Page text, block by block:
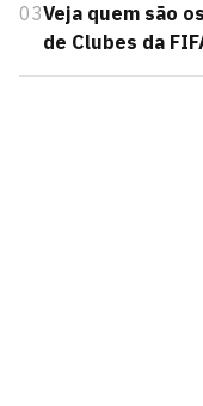
03Veja quem são
de Clubes da